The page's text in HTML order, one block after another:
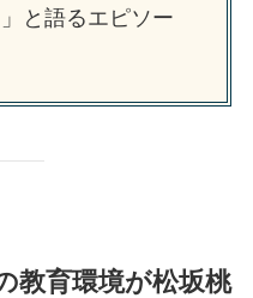
と語るエピソー
教育環境が松坂桃